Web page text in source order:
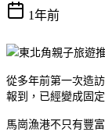
1年前
從多年前第一次造訪
報到，已經變成固定
馬崗漁港不只有豐